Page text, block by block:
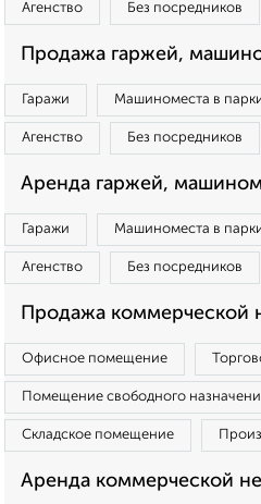
Агенство Без посредников
Продажа гаржей,
Гаражи Машиноместа в
Агенство Без посредников
Аренда гаржей,
Гаражи Машиноместа в
Агенство Без посредников
Продажа коммерческой
Офисное помещение
Помещение свободного
Складское помещение
Аренда коммерческой